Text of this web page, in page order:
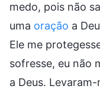
medo, pois não
uma oração a
Ele me
sofresse, eu não
a Deus.